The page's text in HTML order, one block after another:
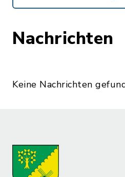
Nachrichten
Keine Nachrichten